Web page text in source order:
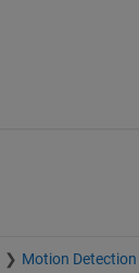
Motion Detection